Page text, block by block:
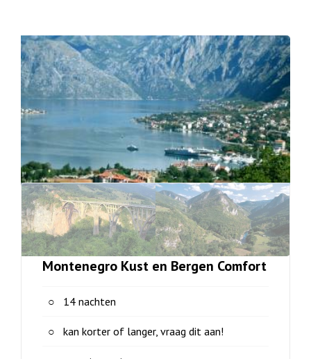
Montenegro Kust en Bergen Comfort
14 nachten
kan korter of langer, vraag dit aan!